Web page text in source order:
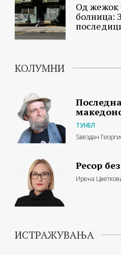
Од жежок
болница:
КОЛУМНИ
ТУНЕЛ
Ѕвездан
Ресор
Ирена
ИСТРАЖУВАЊА